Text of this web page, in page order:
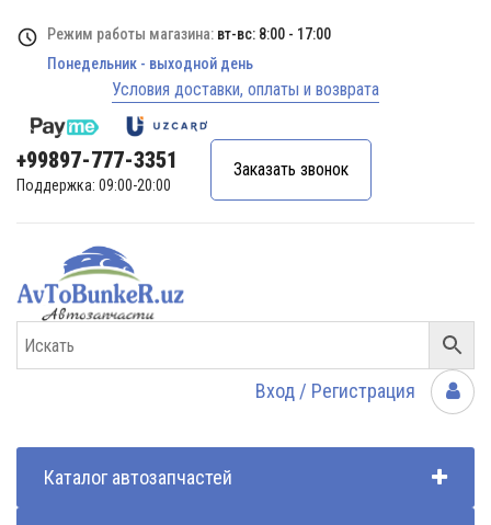
Режим работы магазина: вт-вс: 8:00 - 17:00
Понедельник - выходной день
Условия доставки, оплаты и возврата
+99897-777-3351
Поддержка: 09:00-20:00
Заказать звонок
Вход / Регистрация
Каталог автозапчастей